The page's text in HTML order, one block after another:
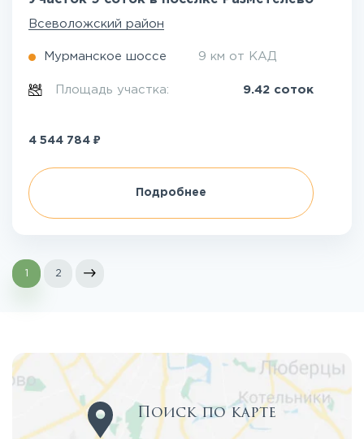
Всеволожский район
Мурманское шоссе 9 км от КАД
Площадь участка: 9.42 соток
4 544 784 ₽
Подробнее
1 2
Поиск по карте